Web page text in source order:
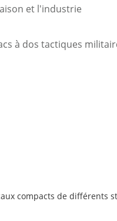
et l'industrie
à dos tactiques
compacts de différents